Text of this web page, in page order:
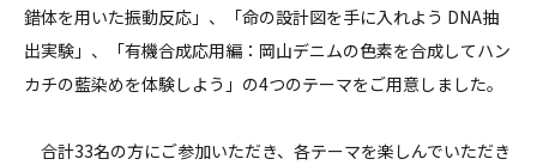
錯体を用いた振動反応」、「命の設計図を手に入れよう DNA抽
出実験」、「有機合成応用編：岡山デニムの色素を合成してハン
カチの藍染めを体験しよう」の4つのテーマをご用意しました。
合計33名の方にご参加いただき、各テーマを楽しんでいただき